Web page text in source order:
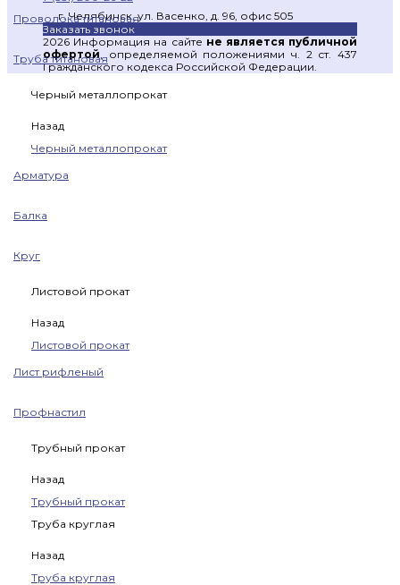
Проволока титановая
Труба титановая
Черный металлопрокат
Назад
Черный металлопрокат
Арматура
Балка
Круг
Листовой прокат
Назад
Листовой прокат
Лист рифленый
Профнастил
Трубный прокат
Назад
Трубный прокат
Труба круглая
Назад
Труба круглая
г. Челябинск, ул. Васенко, д. 96, офис 505
Заказать звонок
2026 Информация на сайте не является публичной
офертой , определяемой положениями ч. 2 ст. 437
Гражданского кодекса Российской Федерации.